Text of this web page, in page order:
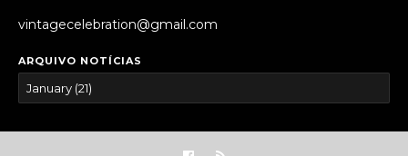
vintagecelebration@gmail.com
ARQUIVO NOTÍCIAS